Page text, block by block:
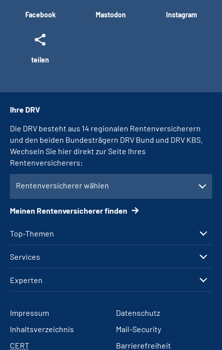
Facebook Mastodon Instagram
teilen
Top-Themen
Services
Experten
Ihre DRV
Die DRV besteht aus 14 regionalen Rentenversicherern
und den beiden Bundesträgern DRV Bund und DRV KBS.
Wechseln Sie hier direkt zur Seite Ihres
Rentenversicherers:
Rentenversicherer wählen
Meinen Rentenversicherer finden
Impressum
Datenschutz
Inhaltsverzeichnis
Mail-Security
CERT
Barrierefreiheit